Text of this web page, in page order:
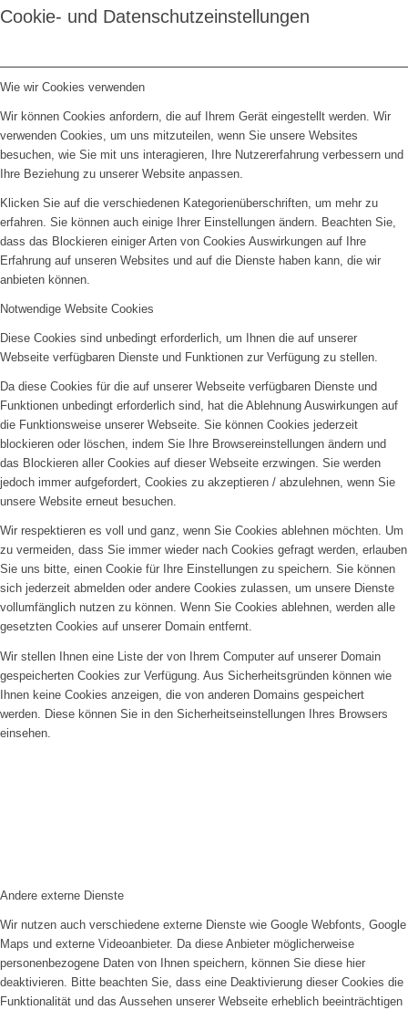
Cookie- und Datenschutzeinstellungen
Wie wir Cookies verwenden
Wir können Cookies anfordern, die auf Ihrem Gerät eingestellt werden. Wir
verwenden Cookies, um uns mitzuteilen, wenn Sie unsere Websites
besuchen, wie Sie mit uns interagieren, Ihre Nutzererfahrung verbessern und
Ihre Beziehung zu unserer Website anpassen.
Klicken Sie auf die verschiedenen Kategorienüberschriften, um mehr zu
erfahren. Sie können auch einige Ihrer Einstellungen ändern. Beachten Sie,
dass das Blockieren einiger Arten von Cookies Auswirkungen auf Ihre
Erfahrung auf unseren Websites und auf die Dienste haben kann, die wir
anbieten können.
Notwendige Website Cookies
Diese Cookies sind unbedingt erforderlich, um Ihnen die auf unserer
Webseite verfügbaren Dienste und Funktionen zur Verfügung zu stellen.
Da diese Cookies für die auf unserer Webseite verfügbaren Dienste und
Funktionen unbedingt erforderlich sind, hat die Ablehnung Auswirkungen auf
die Funktionsweise unserer Webseite. Sie können Cookies jederzeit
blockieren oder löschen, indem Sie Ihre Browsereinstellungen ändern und
das Blockieren aller Cookies auf dieser Webseite erzwingen. Sie werden
jedoch immer aufgefordert, Cookies zu akzeptieren / abzulehnen, wenn Sie
unsere Website erneut besuchen.
Wir respektieren es voll und ganz, wenn Sie Cookies ablehnen möchten. Um
zu vermeiden, dass Sie immer wieder nach Cookies gefragt werden, erlauben
Sie uns bitte, einen Cookie für Ihre Einstellungen zu speichern. Sie können
sich jederzeit abmelden oder andere Cookies zulassen, um unsere Dienste
vollumfänglich nutzen zu können. Wenn Sie Cookies ablehnen, werden alle
gesetzten Cookies auf unserer Domain entfernt.
Wir stellen Ihnen eine Liste der von Ihrem Computer auf unserer Domain
gespeicherten Cookies zur Verfügung. Aus Sicherheitsgründen können wie
Ihnen keine Cookies anzeigen, die von anderen Domains gespeichert
werden. Diese können Sie in den Sicherheitseinstellungen Ihres Browsers
einsehen.
Andere externe Dienste
Wir nutzen auch verschiedene externe Dienste wie Google Webfonts, Google
Maps und externe Videoanbieter. Da diese Anbieter möglicherweise
personenbezogene Daten von Ihnen speichern, können Sie diese hier
deaktivieren. Bitte beachten Sie, dass eine Deaktivierung dieser Cookies die
Funktionalität und das Aussehen unserer Webseite erheblich beeinträchtigen